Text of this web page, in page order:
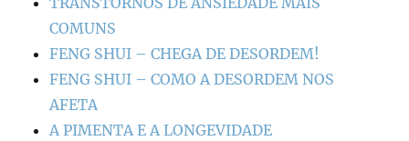
COMUNS
FENG SHUI – CHEGA DE DESORDEM!
FENG SHUI – COMO A DESORDEM NOS
AFETA
A PIMENTA E A LONGEVIDADE